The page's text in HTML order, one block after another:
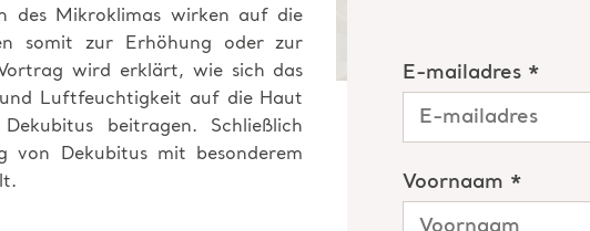
des Mikroklimas wirken auf die
somit zur Erhöhung oder zur
wird erklärt, wie sich das
Luftfeuchtigkeit auf die Haut
beitragen. Schließlich
von Dekubitus mit besonderem